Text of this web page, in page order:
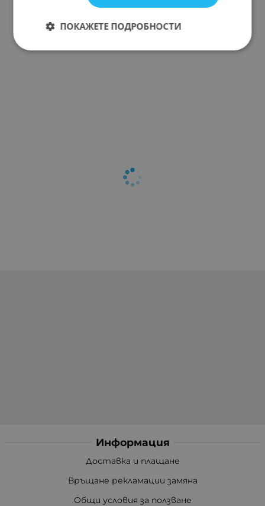
Информация
Доставка и плащане
Връщане рекламации замяна
Общи условия за ползване
ПОКАЖЕТЕ ПОДРОБНОСТИ